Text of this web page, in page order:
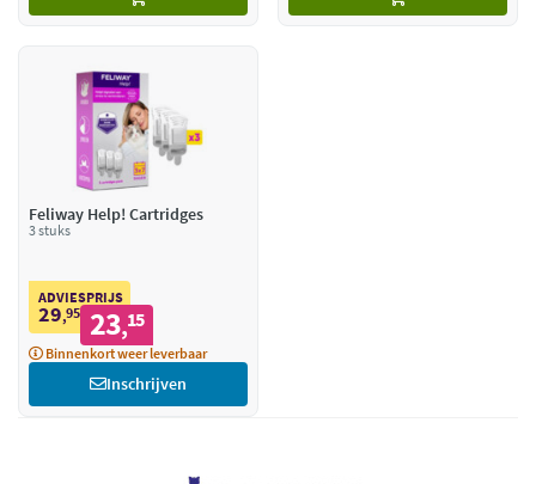
Feliway Help! Cartridges
3 stuks
ADVIESPRIJS
29,95 23,15
Binnenkort weer leverbaar
Inschrijven